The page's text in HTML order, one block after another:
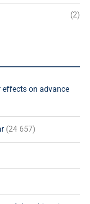
(2)
effects on advance
(24 657)